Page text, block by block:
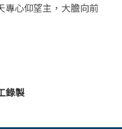
專心仰望主，大膽向前
錄製